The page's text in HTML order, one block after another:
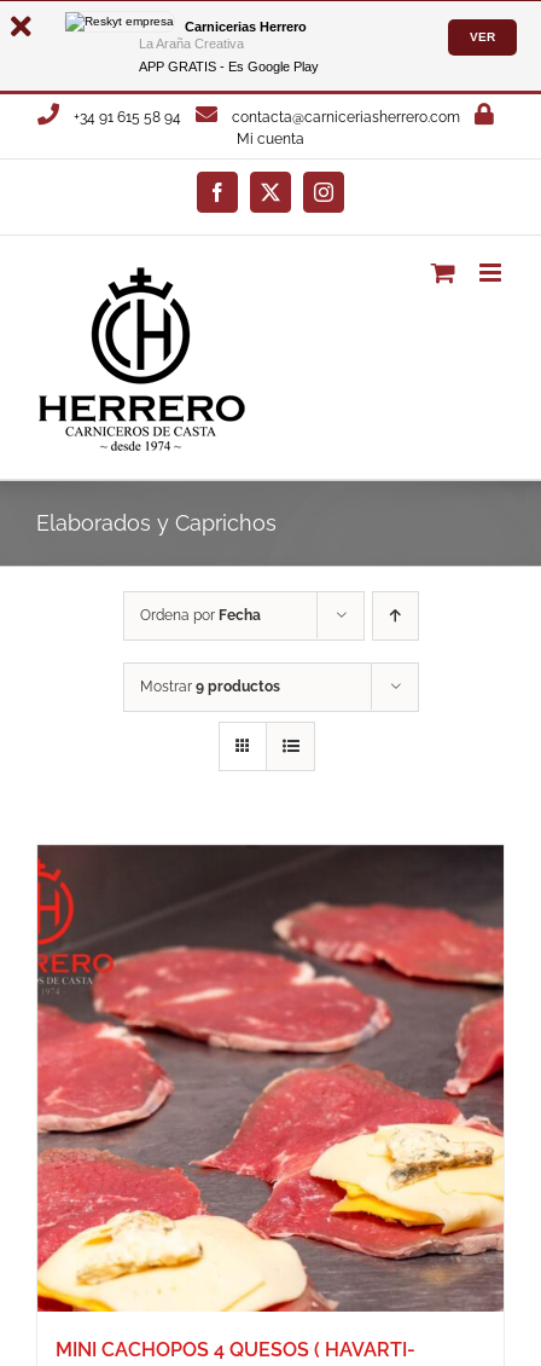
Carnicerias Herrero
La Araña Creativa
APP GRATIS - Es Google Play
VER
Saltar
+34 91 615 58 94
contacta@carniceriasherrero.com
Mi cuenta
Facebook
X Instagram
Elaborados y Caprichos
Ordena por Fecha
Mostrar 9 productos
MINI CACHOPOS 4 QUESOS ( HAVARTI-